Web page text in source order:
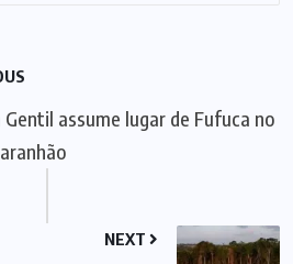
Gentil assume lugar de Fufuca no
NEXT